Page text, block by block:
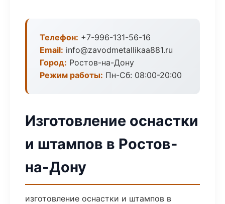
Телефон: +7-996-131-56-16
Email: info@zavodmetallikaa881.ru
Город: Ростов-на-Дону
Режим работы: Пн-Сб: 08:00-20:00
Изготовление оснастки
и штампов в Ростов-
на-Дону
изготовление оснастки и штампов в